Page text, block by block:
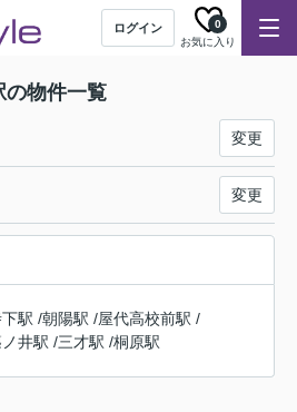
ログイン
お気に入り
0
の物件一覧
変更
変更
駅 /朝陽駅 /屋代高校前駅 /
井駅 /三才駅 /桐原駅